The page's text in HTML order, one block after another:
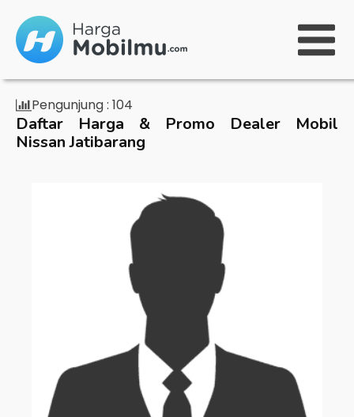
Pengunjung : 104
Daftar Harga & Promo Dealer Mobil
Nissan Jatibarang